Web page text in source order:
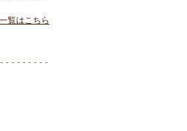
覧はこちら